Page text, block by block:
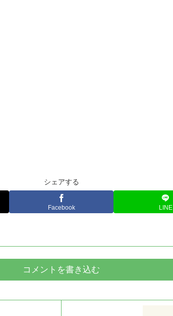
シェアする
Facebook LINE
コメントを書き込む